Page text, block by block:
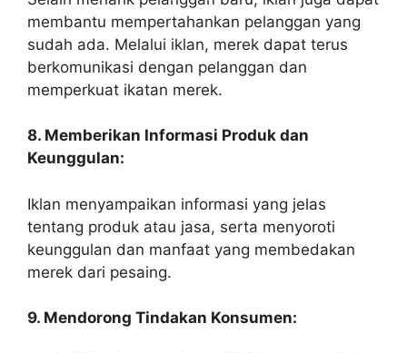
membantu mempertahankan pelanggan yang
sudah ada. Melalui iklan, merek dapat terus
berkomunikasi dengan pelanggan dan
memperkuat ikatan merek.
8. Memberikan Informasi Produk dan
Keunggulan:
Iklan menyampaikan informasi yang jelas
tentang produk atau jasa, serta menyoroti
keunggulan dan manfaat yang membedakan
merek dari pesaing.
9. Mendorong Tindakan Konsumen: